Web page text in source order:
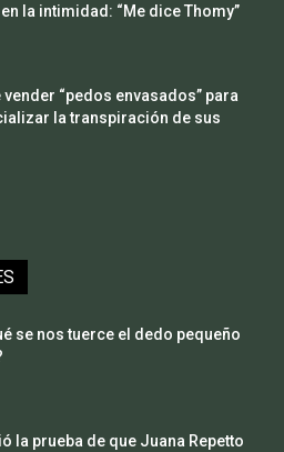
la intimidad: “Me dice Thomy”
vender “pedos envasados” para
la transpiración de sus
se nos tuerce el dedo pequeño
la prueba de que Juana Repetto